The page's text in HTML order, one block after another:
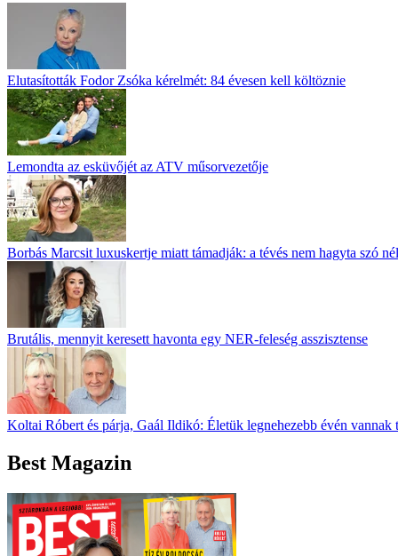
Elutasították Fodor Zsóka kérelmét: 84 évesen kell költöznie
Lemondta az esküvőjét az ATV műsorvezetője
Borbás Marcsit luxuskertje miatt támadják: a tévés nem hagyta szó
Brutális, mennyit keresett havonta egy NER-feleség asszisztense
Koltai Róbert és párja, Gaál Ildikó: Életük legnehezebb évén vannak
Best Magazin